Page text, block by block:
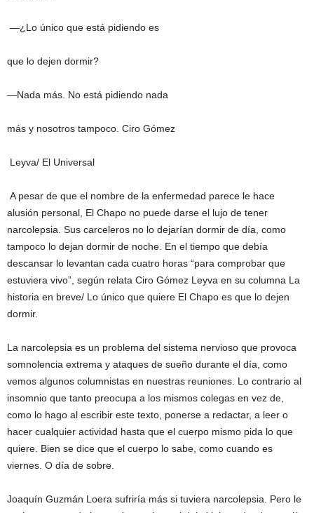
—¿Lo único que está pidiendo es
que lo dejen dormir?
—Nada más. No está pidiendo nada
más y nosotros tampoco. Ciro Gómez
Leyva/ El Universal
A pesar de que el nombre de la enfermedad parece le hace
alusión personal, El Chapo no puede darse el lujo de tener
narcolepsia. Sus carceleros no lo dejarían dormir de día, como
tampoco lo dejan dormir de noche. En el tiempo que debía
descansar lo levantan cada cuatro horas “para comprobar que
estuviera vivo”, según relata Ciro Gómez Leyva en su columna La
historia en breve/ Lo único que quiere El Chapo es que lo dejen
dormir.
La narcolepsia es un problema del sistema nervioso que provoca
somnolencia extrema y ataques de sueño durante el día, como
vemos algunos columnistas en nuestras reuniones. Lo contrario al
insomnio que tanto preocupa a los mismos colegas en vez de,
como lo hago al escribir este texto, ponerse a redactar, a leer o
hacer cualquier actividad hasta que el cuerpo mismo pida lo que
quiere. Bien se dice que el cuerpo lo sabe, como cuando es
viernes. O día de sobre.
Joaquín Guzmán Loera sufriría más si tuviera narcolepsia. Pero le